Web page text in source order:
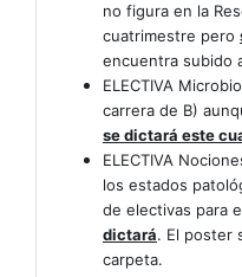
no figura en la
cuatrimestre pero
encuentra subido
ELECTIVA
carrera de B)
se dictará este
ELECTIVA
los estados
de electivas para
dictará. El poster
carpeta.